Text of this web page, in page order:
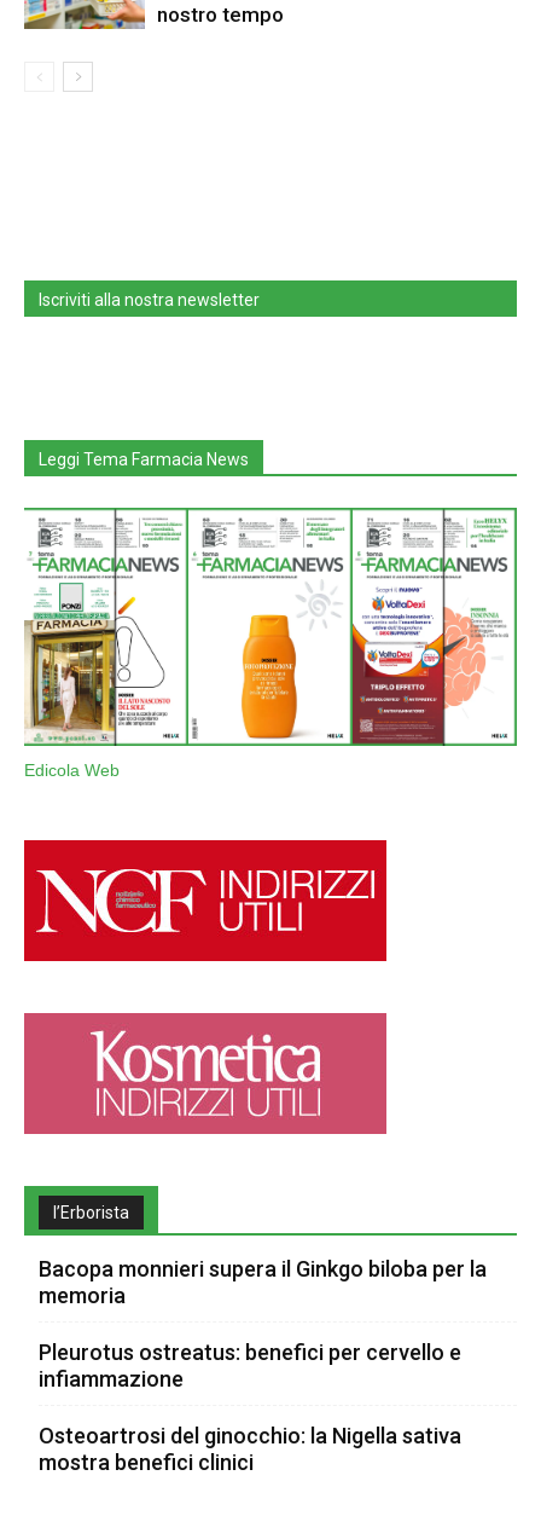
nostro tempo
Iscriviti alla nostra newsletter
Leggi Tema Farmacia News
Edicola Web
l’Erborista
Bacopa monnieri supera il Ginkgo biloba per la
memoria
Pleurotus ostreatus: benefici per cervello e
infiammazione
Osteoartrosi del ginocchio: la Nigella sativa
mostra benefici clinici